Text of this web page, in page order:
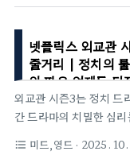
령, 주민 여론, 언론 프
을 압도하는 과정을 데
Simon)의 건조한 리얼
으냐보다 ‘옳은 결정을
스템의 난제를 밀도 높
“영웅을 보여 달라면 비
직하게 체감하게 합니다
로 예고편 제목: 쇼 미
장르: 드라마 / 실화 기
넷플릭스 외교관
줄거리 | 정치의
의 판은 언제든 뒤
외교관 시즌3는 정치 드
간 드라마의 치밀한 심
스러운 사망, 부통령의
format_list_bulleted 미드,영드 · 2025.